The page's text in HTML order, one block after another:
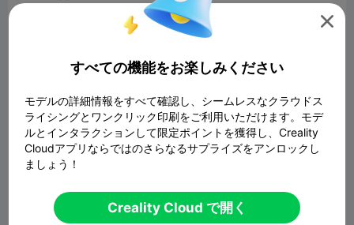
flexible and elegant.


すべての機能をお楽しみください
モデルの詳細情報をすべて確認し、シームレスなクラウドス
ライシングとワンクリック印刷をご利用いただけます。モデ
ルとインタラクションして限定ポイントを獲得し、Creality
Cloudアプリならではのさらなるサプライズをアンロックし
ましょう！
Creality Cloud で開く